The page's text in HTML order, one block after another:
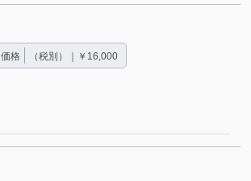
価格 （税別）｜￥16,000